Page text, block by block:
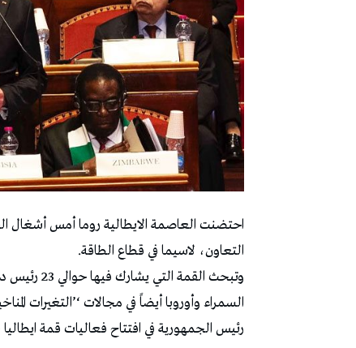
احتضنت العاصمة الايطالية روما أمس أشغال
التعاون، لاسيما في قطاع الطاقة.
وتبحث
السمراء وأوروبا أيضاً في مجالات ‘’التغيرات
رئيس الجمهورية في افتتاح فعاليات قمة ايطاليا